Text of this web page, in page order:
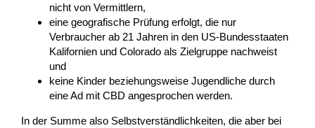
nicht von Vermittlern,
eine geografische Prüfung erfolgt, die nur
Verbraucher ab 21 Jahren in den US-Bundesstaaten
Kalifornien und Colorado als Zielgruppe nachweist
und
keine Kinder beziehungsweise Jugendliche durch
eine Ad mit CBD angesprochen werden.
In der Summe also Selbstverständlichkeiten, die aber bei